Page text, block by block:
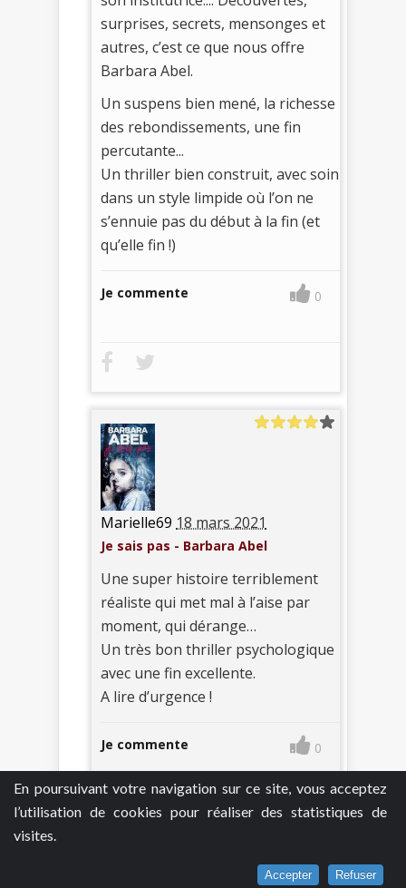
En poursuivant votre navigation sur ce site, vous acceptez
l’utilisation de cookies pour réaliser des statistiques de
visites.
Accepter Refuser
surprises, secrets, mensonges et
autres, c’est ce que nous offre
Barbara Abel.
Un suspens bien mené, la richesse
des rebondissements, une fin
percutante...
Un thriller bien construit, avec soin
dans un style limpide où l’on ne
s’ennuie pas du début à la fin (et
qu’elle fin !)
Je commente 0
Marielle69 18 mars 2021
Je sais pas - Barbara Abel
Une super histoire terriblement
réaliste qui met mal à l’aise par
moment, qui dérange…
Un très bon thriller psychologique
avec une fin excellente.
A lire d’urgence !
Je commente 0